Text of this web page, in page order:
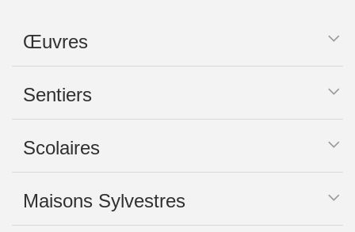
Œuvres
Sentiers
Scolaires
Maisons Sylvestres